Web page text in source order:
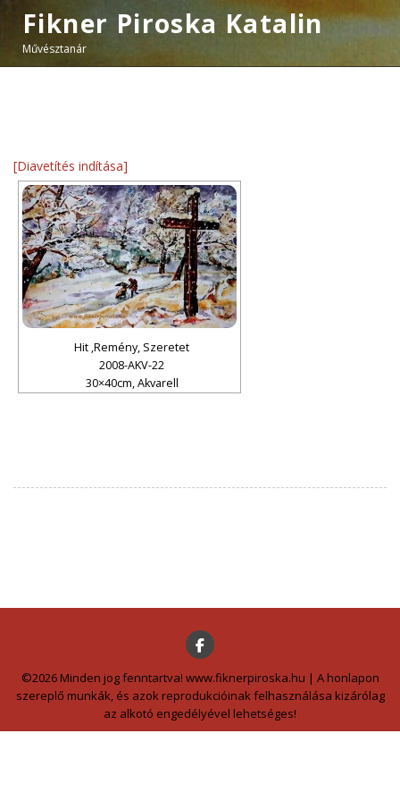
Fikner Piroska Katalin
Művésztanár
[Diavetítés indítása]
Hit ,Remény, Szeretet
2008-AKV-22
30×40cm, Akvarell
©2026 Minden jog fenntartva! www.fiknerpiroska.hu | A honlapon
szereplő munkák, és azok reprodukcióinak felhasználása kizárólag
az alkotó engedélyével lehetséges!